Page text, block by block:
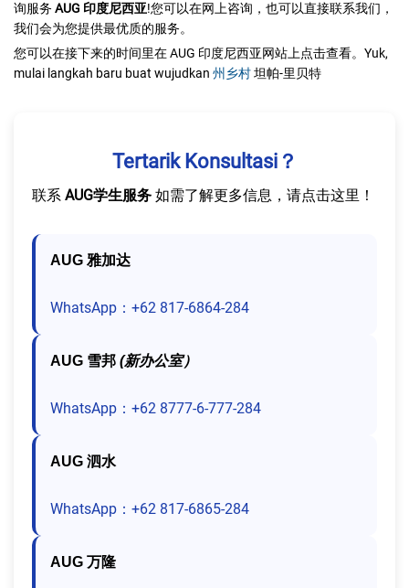
询服务 AUG 印度尼西亚!您可以在网上咨询，也可以直接联系我们，
我们会为您提供最优质的服务。
您可以在接下来的时间里在 AUG 印度尼西亚网站上点击查看。Yuk,
mulai langkah baru buat wujudkan 州乡村坦帕-里贝特
Tertarik Konsultasi？
联系 AUG学生服务 如需了解更多信息，请点击这里！
AUG 雅加达
WhatsApp：+62 817-6864-284
AUG 雪邦 (新办公室）
WhatsApp：+62 8777-6-777-284
AUG 泗水
WhatsApp：+62 817-6865-284
AUG 万隆